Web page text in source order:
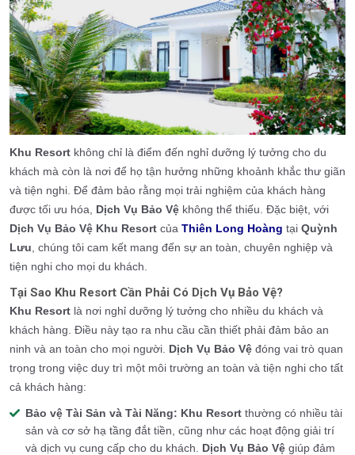
Khu Resort không chỉ là điểm đến nghỉ dưỡng lý tưởng cho du
khách mà còn là nơi để họ tận hưởng những khoảnh khắc thư giãn
và tiện nghi. Để đảm bảo rằng mọi trải nghiệm của khách hàng
được tối ưu hóa, Dịch Vụ Bảo Vệ không thể thiếu. Đặc biệt, với
Dịch Vụ Bảo Vệ Khu Resort của Thiên Long Hoàng tại Quỳnh
Lưu , chúng tôi cam kết mang đến sự an toàn, chuyên nghiệp và
tiện nghi cho mọi du khách.
Tại Sao Khu Resort Cần Phải Có Dịch Vụ Bảo Vệ?
Khu Resort là nơi nghỉ dưỡng lý tưởng cho nhiều du khách và
khách hàng. Điều này tạo ra nhu cầu cần thiết phải đảm bảo an
ninh và an toàn cho mọi người. Dịch Vụ Bảo Vệ đóng vai trò quan
trọng trong việc duy trì một môi trường an toàn và tiện nghi cho tất
cả khách hàng:
Bảo vệ Tài Sản và Tài Năng: Khu Resort thường có nhiều tài
sản và cơ sở hạ tầng đắt tiền, cũng như các hoạt động giải trí
và dịch vụ cung cấp cho du khách. Dịch Vụ Bảo Vệ giúp đảm